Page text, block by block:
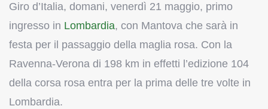
Giro d’Italia, domani, venerdì 21 maggio, primo
ingresso in Lombardia, con Mantova che sarà in
festa per il passaggio della maglia rosa. Con la
Ravenna-Verona di 198 km in effetti l’edizione 104
della corsa rosa entra per la prima delle tre volte in
Lombardia.